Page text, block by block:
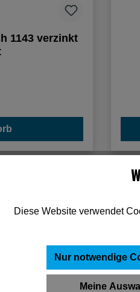
1143 verzinkt
Diese Website verwendet
Nur notwendige
Meine